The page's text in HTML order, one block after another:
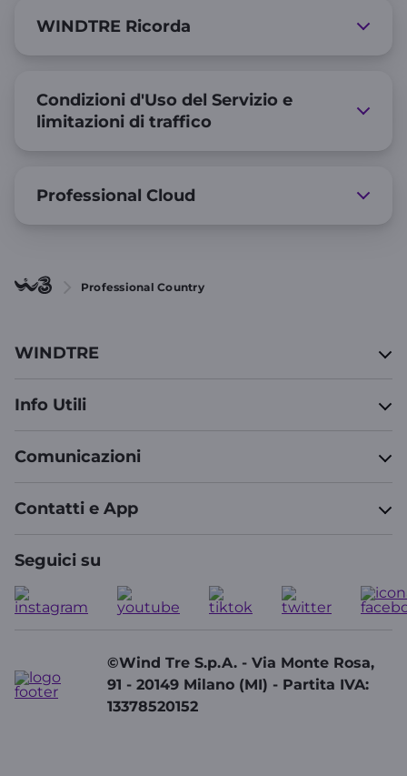
WINDTRE Ricorda
Condizioni d'Uso del Servizio e
limitazioni di traffico
Professional Cloud
Professional Country
WINDTRE
Info Utili
Comunicazioni
Contatti e App
Seguici su
©Wind Tre S.p.A. - Via Monte Rosa,
91 - 20149 Milano (MI) - Partita IVA:
13378520152